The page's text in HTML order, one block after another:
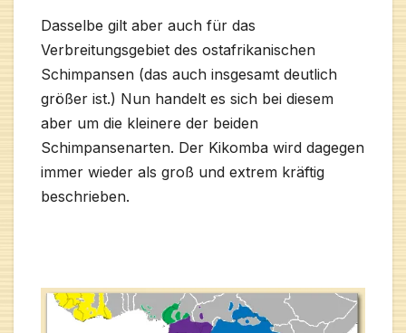
Dasselbe gilt aber auch für das
Verbreitungsgebiet des ostafrikanischen
Schimpansen (das auch insgesamt deutlich
größer ist.) Nun handelt es sich bei diesem
aber um die kleinere der beiden
Schimpansenarten. Der Kikomba wird dagegen
immer wieder als groß und extrem kräftig
beschrieben.